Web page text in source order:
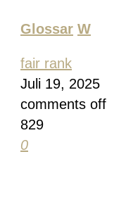
Glossar W
fair rank
Juli 19, 2025
comments off
829
0